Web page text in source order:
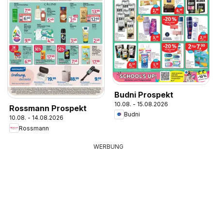
Rossmann Prospekt
10.08. - 14.08.2026
Rossmann
Budni Prospekt
10.08. - 15.08.2026
Budni
WERBUNG